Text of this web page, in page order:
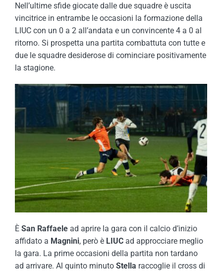
Nell’ultime sfide giocate dalle due squadre è uscita
vincitrice in entrambe le occasioni la formazione della
LIUC con un 0 a 2 all’andata e un convincente 4 a 0 al
ritorno. Si prospetta una partita combattuta con tutte e
due le squadre desiderose di cominciare positivamente
la stagione.
È San Raffaele ad aprire la gara con il calcio d’inizio
affidato a Magnini, però è LIUC ad approcciare meglio
la gara. La prime occasioni della partita non tardano
ad arrivare. Al quinto minuto Stella raccoglie il cross di